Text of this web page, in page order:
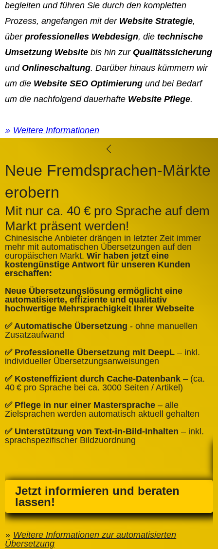
begleiten und führen Sie durch den kompletten
Prozess, angefangen mit der Website Strategie,
überprofessionelles Webdesign, die technische
Umsetzung Website bis hin zur Qualitätssicherung
und Onlineschaltung. Darüber hinaus kümmern wir
um die Website SEO Optimierung und bei Bedarf
um die nachfolgend dauerhafte Website Pflege.
Weitere Informationen
Neue Fremdsprachen-Märkte
erobern
Mit nur ca. 40 € pro Sprache auf dem
Markt präsent werden!
Chinesische Anbieter drängen in letzter Zeit immer
mehr mit automatischen Übersetzungen auf den
europäischen Markt. Wir haben jetzt eine
kostengünstige Antwort für unseren Kunden
erschaffen:
Neue Übersetzungslösung ermöglicht eine
automatisierte, effiziente und qualitativ
hochwertige Mehrsprachigkeit Ihrer Webseite
✅ Automatische Übersetzung - ohne manuellen
Zusatzaufwand
✅ Professionelle Übersetzung mit DeepL – inkl.
individueller Übersetzungsanweisungen
✅ Kosteneffizient durch Cache‑Datenbank – (ca.
40 € pro Sprache bei ca. 3000 Seiten / Artikel)
✅ Pflege in nur einer Mastersprache – alle
Zielsprachen werden automatisch aktuell gehalten
✅ Unterstützung von Text‑in‑Bild‑Inhalten – inkl.
sprachspezifischer Bildzuordnung
Jetzt informieren und beraten
lassen!
Weitere Informationen zur automatisierten
Übersetzung